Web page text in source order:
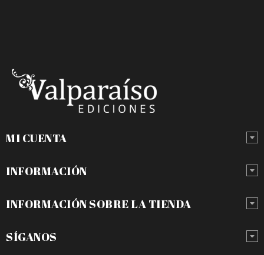
MI CUENTA
INFORMACIÓN
INFORMACIÓN SOBRE LA TIENDA
SÍGANOS